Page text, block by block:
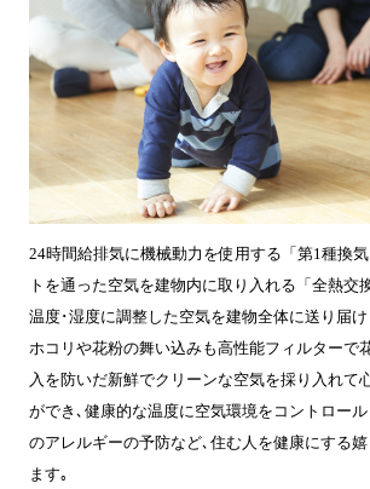
24時間給排気に機械動力を使用する「第1種換
トを通った空気を建物内に取り入れる「全熱交
温度･湿度に調整した空気を建物全体に送り届
ホコリや花粉の舞い込みも高性能フィルターで
入を防いだ新鮮でクリーンな空気を採り入れて
ができ､健康的な温度に空気環境をコントロー
のアレルギーの予防など､住む人を健康にする
ます｡